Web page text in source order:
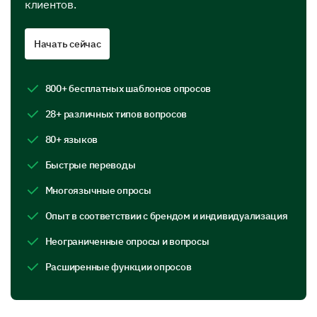
addressed?
The Experience
Let's delve into your overall experience with our
could improve in? (Select all that apply)
клиентов.
Начать сейчас
800+ бесплатных шаблонов опросов
28+ различных типов вопросов
80+ языков
Быстрые переводы
Многоязычные опросы
Опыт в соответствии с брендом и индивидуализация
Неограниченные опросы и вопросы
Расширенные функции опросов